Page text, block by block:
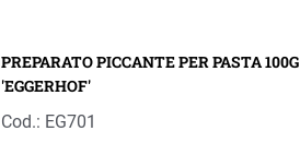
PREPARATO PICCANTE PER PASTA 100G
'EGGERHOF'
Cod.: EG701